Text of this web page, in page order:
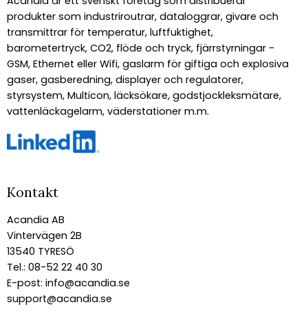
produkter som industriroutrar, dataloggrar, givare och
transmittrar för temperatur, luftfuktighet,
barometertryck, CO2, flöde och tryck, fjärrstyrningar -
GSM, Ethernet eller Wifi, gaslarm för giftiga och explosiva
gaser, gasberedning, displayer och regulatorer,
styrsystem, Multicon, läcksökare, godstjockleksmätare,
vattenläckagelarm, väderstationer m.m.
Kontakt
Acandia AB
Vintervägen 2B
13540 TYRESÖ
Tel.: 08-52 22 40 30
E-post: info@acandia.se
support@acandia.se